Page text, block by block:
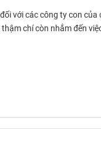
với các công ty con
chí còn nhắm đến